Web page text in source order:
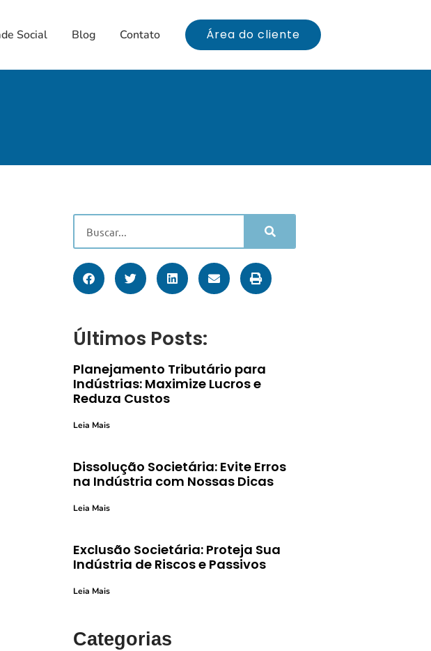
Social Blog Contato Área do cliente
Últimos Posts:
Planejamento Tributário para
Indústrias: Maximize Lucros e
Reduza Custos
Leia Mais
Dissolução Societária: Evite Erros
na Indústria com Nossas Dicas
Leia Mais
Exclusão Societária: Proteja Sua
Indústria de Riscos e Passivos
Leia Mais
Categorias